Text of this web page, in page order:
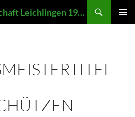
Balker Schießgesellschaft Leichlingen 1907 e.V.